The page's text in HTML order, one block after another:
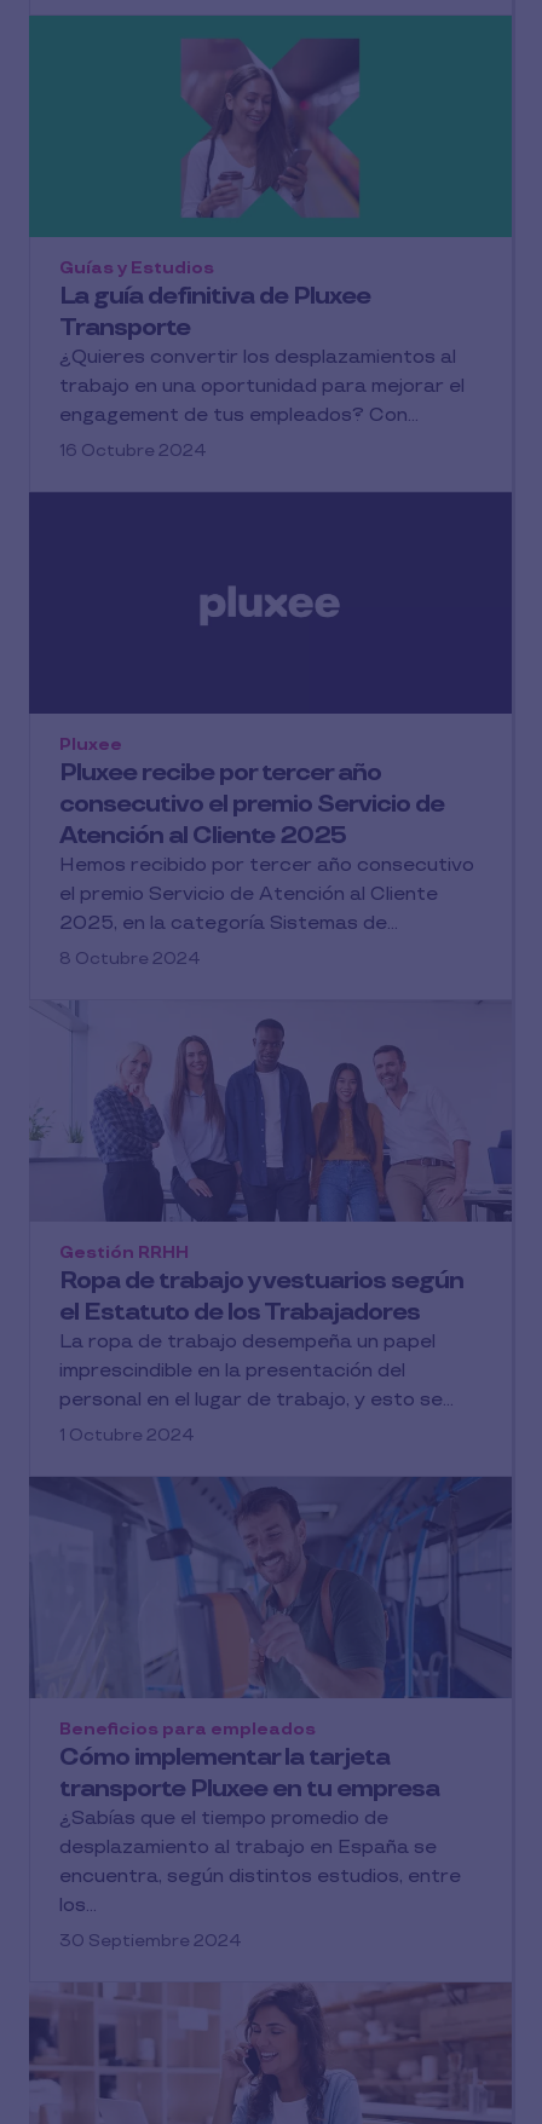
La guía definitiva de Pluxee
Transporte
Guías y Estudios
¿Quieres convertir los desplazamientos al
trabajo en una oportunidad para mejorar el
engagement de tus empleados? Con...
16 Octubre 2024
Pluxee recibe por tercer año
consecutivo el premio Servicio de
Atención al Cliente 2025
Pluxee
Hemos recibido por tercer año consecutivo
el premio Servicio de Atención al Cliente
2025, en la categoría Sistemas de...
8 Octubre 2024
Ropa de trabajo y vestuarios según
el Estatuto de los Trabajadores
Gestión RRHH
La ropa de trabajo desempeña un papel
imprescindible en la presentación del
personal en el lugar de trabajo, y esto se...
1 Octubre 2024
Cómo implementar la tarjeta
transporte Pluxee en tu empresa
Beneficios para empleados
¿Sabías que el tiempo promedio de
desplazamiento al trabajo en España se
encuentra, según distintos estudios, entre
los...
30 Septiembre 2024